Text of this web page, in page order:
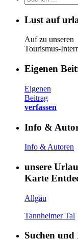
Lust auf
Auf zu unseren
Tourismus-
Eigenen
Eigenen
Beitrag
verfassen
Info &
Info & Autoren
unsere
Karte
Allgäu
Tannheimer Tal
Suchen